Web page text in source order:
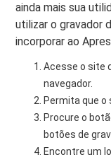
ainda mais sua
utilizar o gravador
incorporar ao
Acesse o site
navegador.
Permita que
Procure o
botões de
Encontre um